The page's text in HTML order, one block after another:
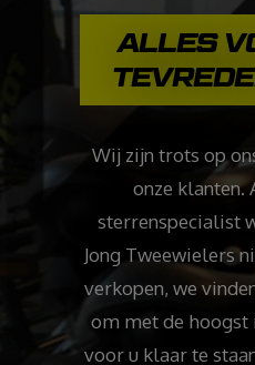
ALLES
Wij zijn trots op
onze klanten.
sterrenspecialist
Jong Tweewielers
verkopen, we
om met de
voor u klaar te